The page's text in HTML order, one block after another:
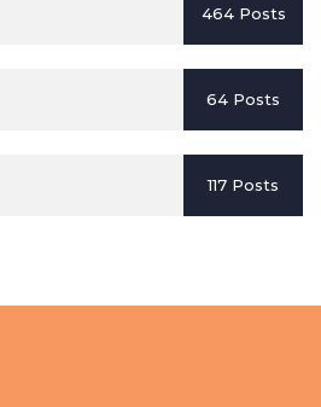
464 Posts
64 Posts
117 Posts